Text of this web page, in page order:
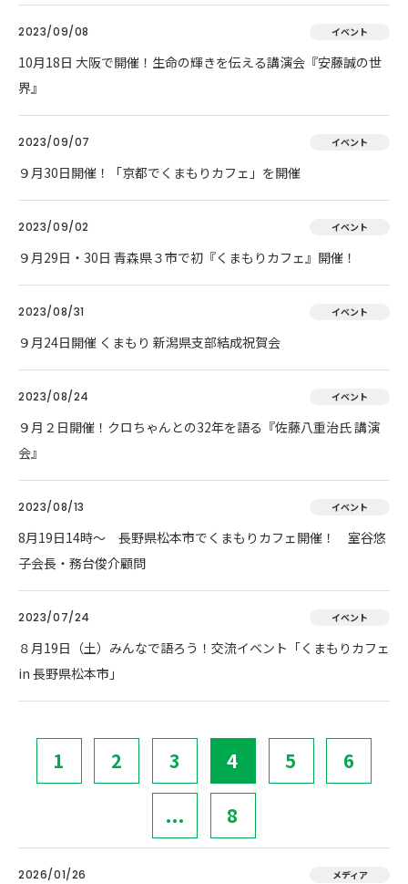
2023/09/08 イベント
10月18日 大阪で開催！生命の輝きを伝える講演会『安藤誠の世
界』
2023/09/07 イベント
９月30日開催！「京都でくまもりカフェ」を開催
2023/09/02 イベント
９月29日・30日 青森県３市で初『くまもりカフェ』開催！
2023/08/31 イベント
９月24日開催 くまもり 新潟県支部結成祝賀会
2023/08/24 イベント
９月２日開催！クロちゃんとの32年を語る『佐藤八重治氏 講演
会』
2023/08/13 イベント
8月19日14時～ 長野県松本市でくまもりカフェ開催！ 室谷悠
子会長・務台俊介顧問
2023/07/24 イベント
８月19日（土）みんなで語ろう！交流イベント「くまもりカフェ
in 長野県松本市」
1 2 3 4 5 6
... 8
2026/01/26 メディア